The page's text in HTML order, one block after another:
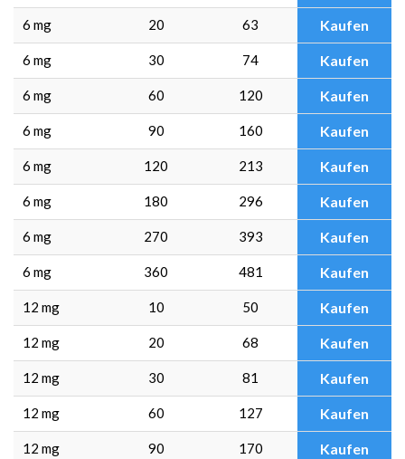
6 mg 20 63 Kaufen
6 mg 30 74 Kaufen
6 mg 60 120 Kaufen
6 mg 90 160 Kaufen
6 mg 120 213 Kaufen
6 mg 180 296 Kaufen
6 mg 270 393 Kaufen
6 mg 360 481 Kaufen
12 mg 10 50 Kaufen
12 mg 20 68 Kaufen
12 mg 30 81 Kaufen
12 mg 60 127 Kaufen
12 mg 90 170 Kaufen